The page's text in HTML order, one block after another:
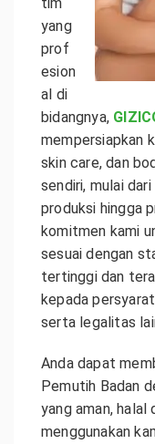
yang
prof
esion
al di
bidangnya,
mempersiapkan
skin care, dan
sendiri, mulai
produksi hingga
komitmen kami
sesuai dengan
tertinggi dan
kepada
serta legalitas
Anda dapat
Pemutih Badan
yang aman, halal
menggunakan